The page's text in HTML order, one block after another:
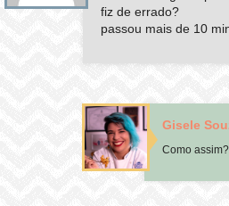
fiz de errado?
passou mais de 10
Gisele
Como